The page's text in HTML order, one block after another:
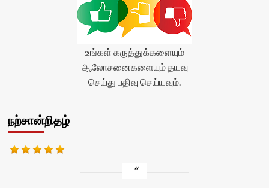
உங்கள் கருத்துக்களையும்
ஆலோசனைகளையும் தயவு
செய்து பதிவு செய்யவும்.
நற்சான்றிதழ்